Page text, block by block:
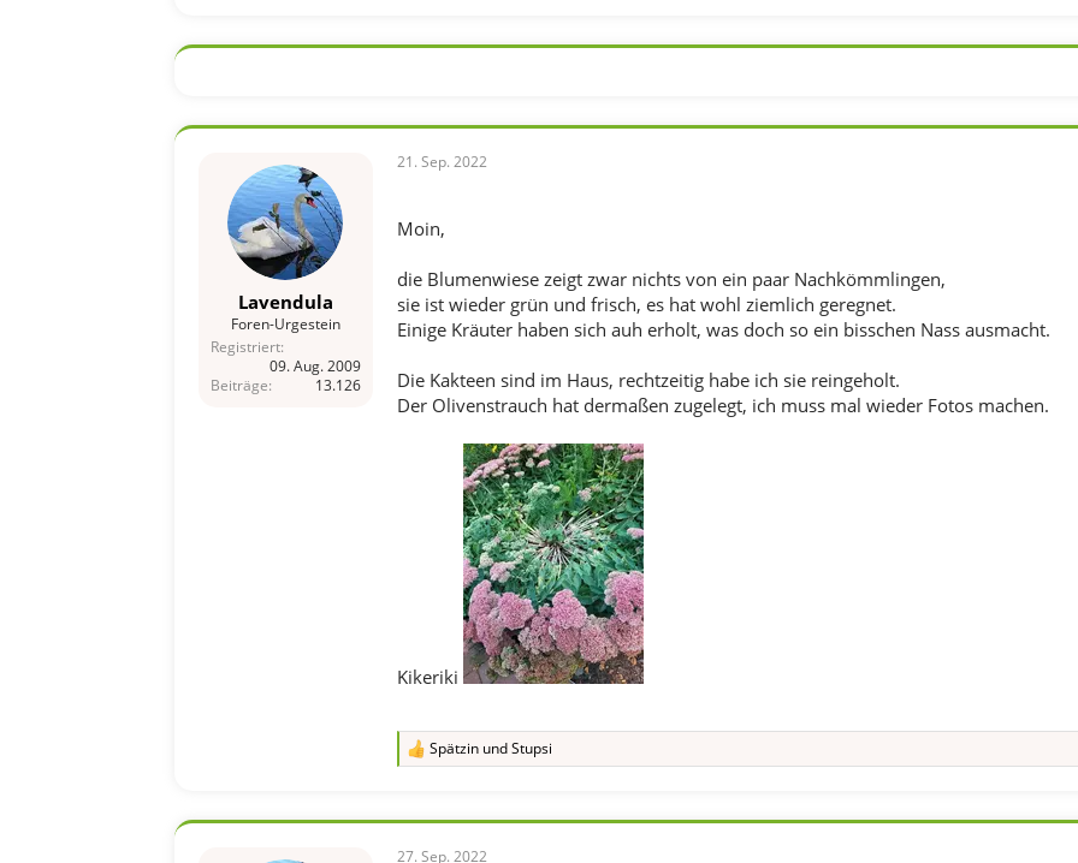
e
n
Lavendula
Foren-Urgestein
Registriert
09. Aug. 2009
Beiträge
13.126
21. Sep. 2022
Moin,
die Blumenwiese zeigt zwar nichts von ein paar Nachkömmlingen,
sie ist wieder grün und frisch, es hat wohl ziemlich geregnet.
Einige Kräuter haben sich auh erholt, was doch so ein bisschen Nass ausmacht.
Die Kakteen sind im Haus, rechtzeitig habe ich sie reingeholt.
Der Olivenstrauch hat dermaßen zugelegt, ich muss mal wieder Fotos machen.
Kikeriki
R
i
SpätzinundStupsi
27. Sep. 2022